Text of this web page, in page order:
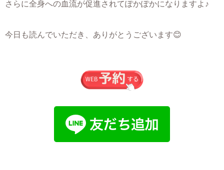
さらに全身への血流が促進されてぽかぽかになりますよ♪
今日も読んでいただき、ありがとうございます😊